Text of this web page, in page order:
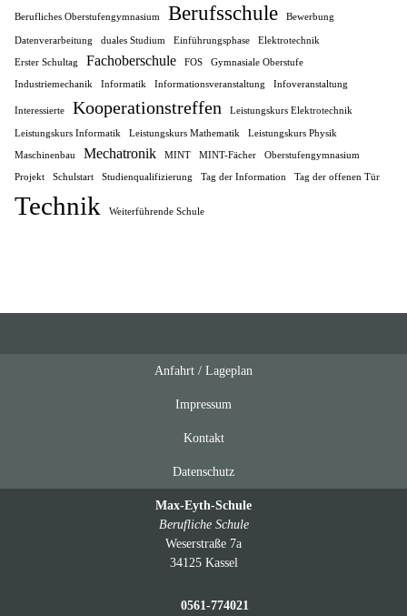
Berufliches Oberstufengymnasium Berufsschule Bewerbung
Datenverarbeitung duales Studium Einführungsphase Elektrotechnik
Erster Schultag Fachoberschule FOS Gymnasiale Oberstufe
Industriemechanik Informatik Informationsveranstaltung Infoveranstaltung
Interessierte Kooperationstreffen Leistungskurs Elektrotechnik
Leistungskurs Informatik Leistungskurs Mathematik Leistungskurs Physik
Maschinenbau Mechatronik MINT MINT-Fächer Oberstufengymnasium
Projekt Schulstart Studienqualifizierung Tag der Information Tag der offenen Tür
Technik Weiterführende Schule
Anfahrt / Lageplan
Impressum
Kontakt
Datenschutz
Feeds oben
Max-Eyth-Schule
Berufliche Schule
Weserstraße 7a
34125 Kassel
0561-774021